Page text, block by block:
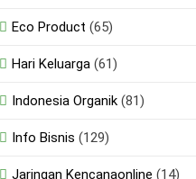
Eco Product (65)
Hari Keluarga (61)
Indonesia Organik (81)
Info Bisnis (129)
Jaringan Kencanaonline (14)